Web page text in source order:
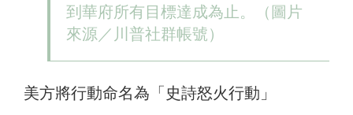
到華府所有目標達成為止。（圖片
來源／川普社群帳號）
美方將行動命名為「史詩怒火行動」